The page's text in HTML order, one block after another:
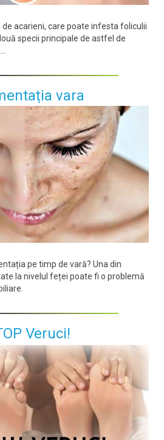
de acarieni, care poate infesta foliculii
specii principale de astfel de
vara
pe timp de vară? Una din
la nivelul feței poate fi o problemă
Veruci!